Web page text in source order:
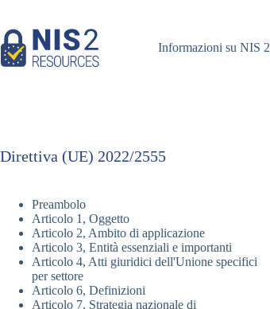
contenuto
Informazioni su NIS 2
Direttiva (UE) 2022/2555
Preambolo
Articolo 1, Oggetto
Articolo 2, Ambito di applicazione
Articolo 3, Entità essenziali e importanti
Articolo 4, Atti giuridici dell'Unione specifici
per settore
Articolo 6, Definizioni
Articolo 7, Strategia nazionale di